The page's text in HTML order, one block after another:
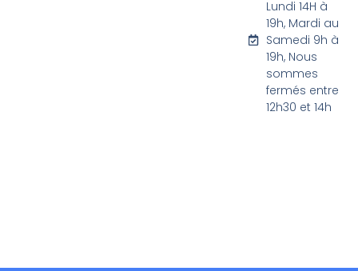
Lundi 14H à
19h, Mardi au
Samedi 9h à
19h, Nous
sommes
fermés entre
12h30 et 14h